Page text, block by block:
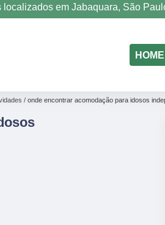
localizados em Jabaquara, São
(11)5011-6635
HOME
onde encontrar acomodação para idosos